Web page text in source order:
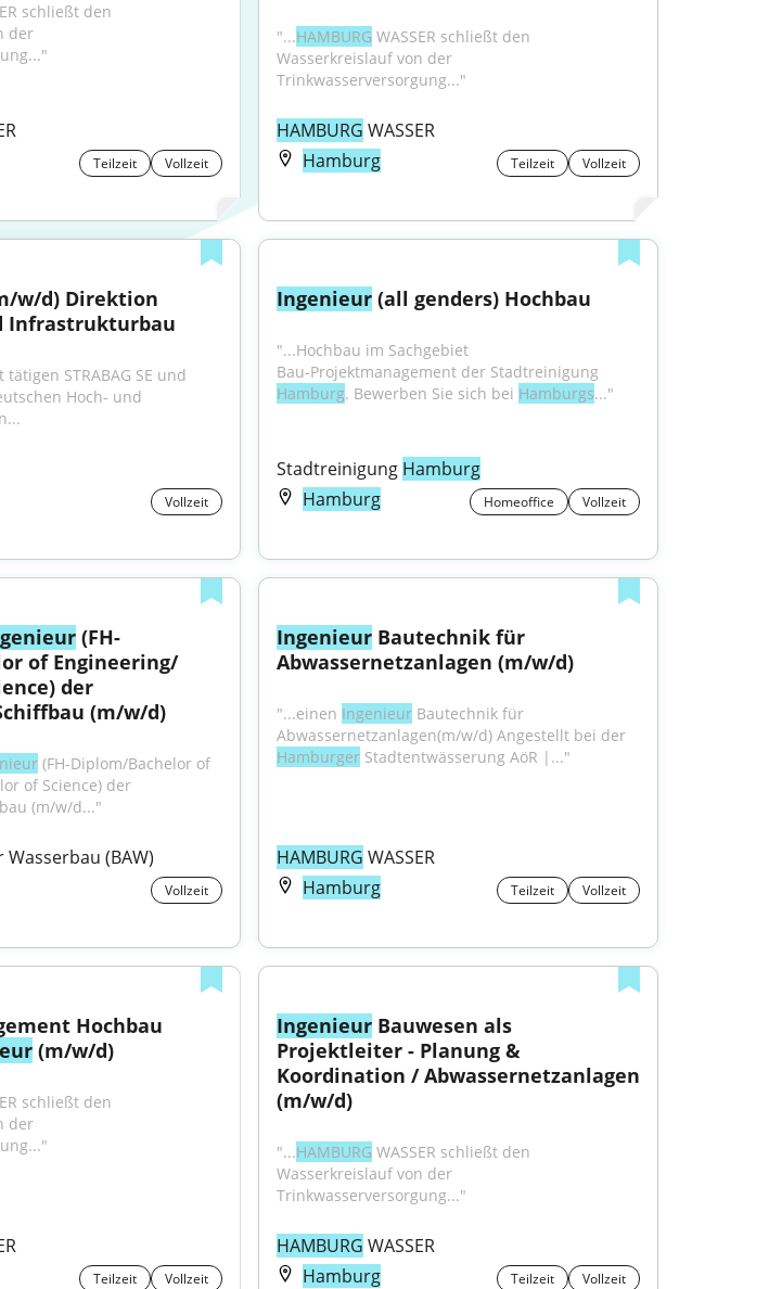
schließt den
der
Teilzeit Vollzeit
"...HAMBURG WASSER schließt den
Wasserkreislauf von der
Trinkwasserversorgung..."
HAMBURG WASSER
Hamburg
Teilzeit Vollzeit
Infrastrukturbau
STRABAG SE und
Hoch- und
Vollzeit
Ingenieur (all genders) Hochbau
"...Hochbau im Sachgebiet
Hamburg. Bewerben Sie sich bei Hamburgs..."
Stadtreinigung Hamburg
Hamburg
Homeoffice Vollzeit
(FH-
of Engineering/
der
(m/w/d)
(FH-Diplom/Bachelor of
of Science) der
(m/w/d..."
(BAW)
Vollzeit
Ingenieur Bautechnik für
Abwassernetzanlagen (m/w/d)
"...einen Ingenieur Bautechnik für
Abwassernetzanlagen(m/w/d) Angestellt bei der
Hamburger Stadtentwässerung AöR |..."
HAMBURG WASSER
Hamburg
Teilzeit Vollzeit
Hochbau
(m/w/d)
schließt den
der
Teilzeit Vollzeit
Ingenieur Bauwesen als
Projektleiter - Planung &
Koordination / Abwassernetzanlagen
(m/w/d)
"...HAMBURG WASSER schließt den
Wasserkreislauf von der
Trinkwasserversorgung..."
HAMBURG WASSER
Hamburg
Teilzeit Vollzeit